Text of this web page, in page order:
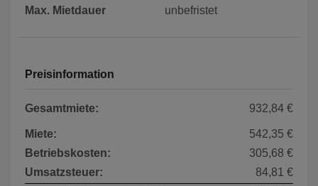
Max. Mietdauer
unbefristet
Preisinformation
Gesamtmiete: 932,84 €
Miete:
542,35 €
Betriebskosten:
305,68 €
Umsatzsteuer:
84,81 €